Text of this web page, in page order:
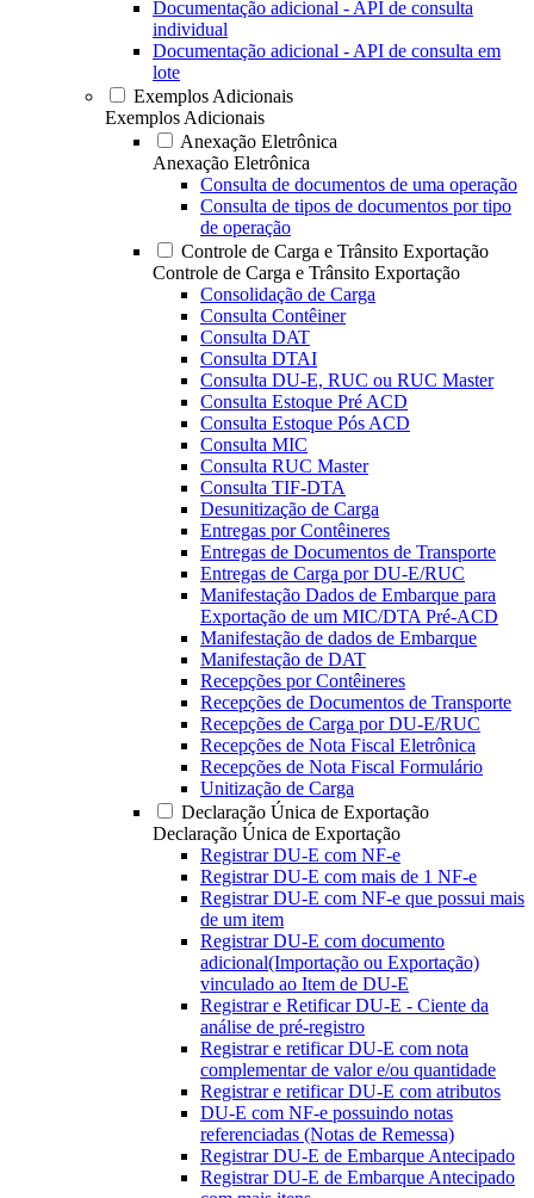
Documentação adicional - API de consulta
individual
Documentação adicional - API de consulta em
lote
Exemplos Adicionais
Exemplos Adicionais
Anexação Eletrônica
Anexação Eletrônica
Consulta de documentos de uma operação
Consulta de tipos de documentos por tipo
de operação
Controle de Carga e Trânsito Exportação
Controle de Carga e Trânsito Exportação
Consolidação de Carga
Consulta Contêiner
Consulta DAT
Consulta DTAI
Consulta DU-E, RUC ou RUC Master
Consulta Estoque Pré ACD
Consulta Estoque Pós ACD
Consulta MIC
Consulta RUC Master
Consulta TIF-DTA
Desunitização de Carga
Entregas por Contêineres
Entregas de Documentos de Transporte
Entregas de Carga por DU-E/RUC
Manifestação Dados de Embarque para
Exportação de um MIC/DTA Pré-ACD
Manifestação de dados de Embarque
Manifestação de DAT
Recepções por Contêineres
Recepções de Documentos de Transporte
Recepções de Carga por DU-E/RUC
Recepções de Nota Fiscal Eletrônica
Recepções de Nota Fiscal Formulário
Unitização de Carga
Declaração Única de Exportação
Declaração Única de Exportação
Registrar DU-E com NF-e
Registrar DU-E com mais de 1 NF-e
Registrar DU-E com NF-e que possui mais
de um item
Registrar DU-E com documento
adicional(Importação ou Exportação)
vinculado ao Item de DU-E
Registrar e Retificar DU-E - Ciente da
análise de pré-registro
Registrar e retificar DU-E com nota
complementar de valor e/ou quantidade
Registrar e retificar DU-E com atributos
DU-E com NF-e possuindo notas
referenciadas (Notas de Remessa)
Registrar DU-E de Embarque Antecipado
Registrar DU-E de Embarque Antecipado